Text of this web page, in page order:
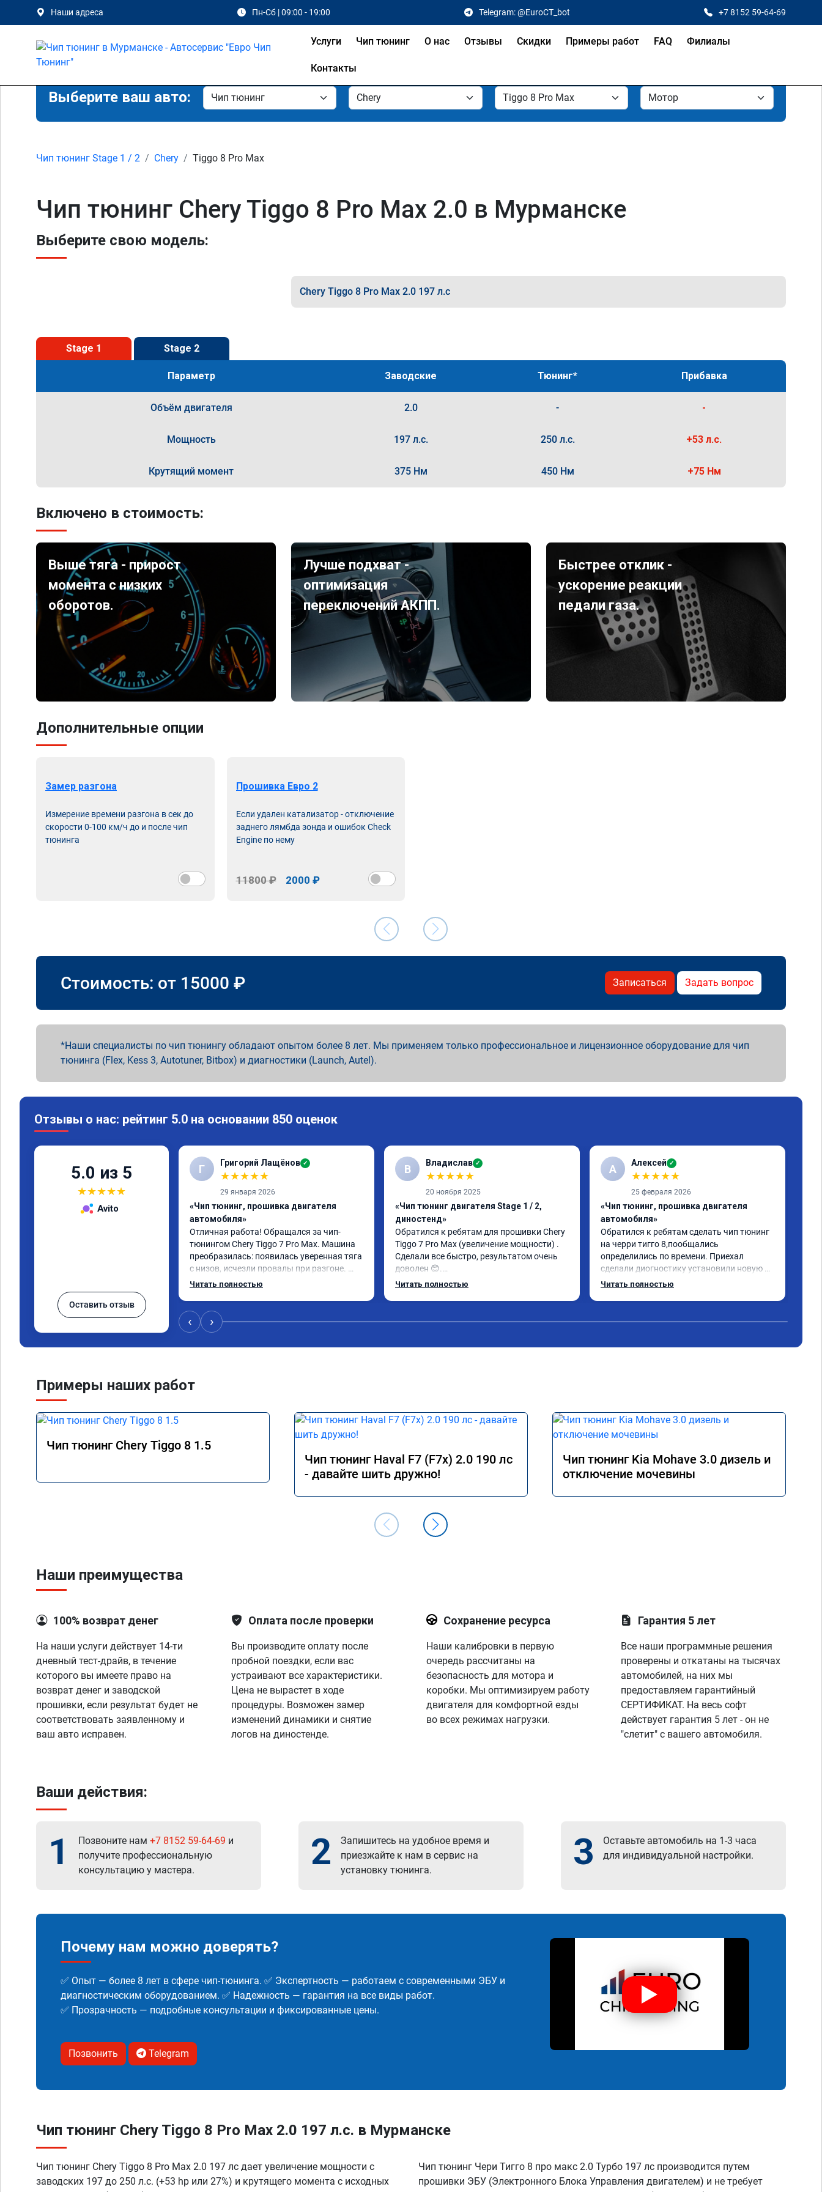
Наши адреса Пн-Сб | 09:00 - 19:00 Telegram: @EuroCT_bot +7 8152 59-64-69
Услуги Чип тюнинг О нас Отзывы Скидки Примеры работ FAQ Филиалы
Контакты
Выберите ваш авто:
Чип тюнинг Stage 1 / 2 Chery Tiggo 8 Pro Max
Чип тюнинг Chery Tiggo 8 Pro Max 2.0 в Мурманске
Выберите свою модель:
Chery Tiggo 8 Pro Max 2.0 197 л.с
Stage 1 Stage 2
Параметр Заводские Тюнинг* Прибавка
Объём двигателя 2.0 - -
Мощность 197 л.с. 250 л.с. +53 л.с.
Крутящий момент 375 Нм 450 Нм +75 Нм
Включено в стоимость:
Выше тяга - прирост
момента с низких
оборотов.
Лучше подхват -
оптимизация
переключений АКПП.
Быстрее отклик -
ускорение реакции
педали газа.
Дополнительные опции
Замер разгона
Измерение времени разгона в сек до
скорости 0-100 км/ч до и после чип
тюнинга
Прошивка Евро 2
Если удален катализатор - отключение
заднего лямбда зонда и ошибок Check
Engine по нему
11800 ₽ 2000 ₽
Стоимость: от 15000 ₽ Записаться Задать вопрос
Наши специалисты по чип тюнингу обладают опытом более 8 лет. Мы применяем только профессиональное и лицензионное оборудование для чип
тюнинга (Flex, Kess 3, Autotuner, Bitbox) и диагностики (Launch, Autel).
Отзывы о нас: рейтинг 5.0 на основании 850 оценок
5.0 из 5
★★★★★
Avito
Оставить отзыв
Г Григорий Лащёнов ✓
★★★★★
29 января 2026
«Чип тюнинг, прошивка двигателя
автомобиля»
Отличная работа! Обращался за чип-
тюнингом Chery Tiggo 7 Pro Max. Машина
преобразилась: появилась уверенная тяга
с низов, исчезли провалы при разгоне.
Расход в спокойном режиме даже немного
всем, кто сомневается.
Читать полностью
В Владислав ✓
★★★★★
20 ноября 2025
«Чип тюнинг двигателя Stage 1 / 2,
диностенд»
Обратился к ребятам для прошивки Chery
Tiggo 7 Pro Max (увеличение мощности) .
Сделали все быстро, результатом очень
доволен 😊.
Автомобиль совсем по другому себя
Читать полностью
А Алексей ✓
★★★★★
25 февраля 2026
«Чип тюнинг, прошивка двигателя
автомобиля»
Обратился к ребятам сделать чип тюнинг
на черри тигго 8,пообщались
определились по времени. Приехал
сделали диогностику установили новую
прошивку машина заработала как часики.
Читать полностью
‹ ›
Примеры наших работ
Чип тюнинг Chery Tiggo 8 1.5
Чип тюнинг Haval F7 (F7x) 2.0 190 лс
- давайте шить дружно!
Чип тюнинг Kia Mohave 3.0 дизель и
отключение мочевины
Наши преимущества
100% возврат денег
На наши услуги действует 14-ти
дневный тест-драйв, в течение
которого вы имеете право на
возврат денег и заводской
прошивки, если результат будет не
соответствовать заявленному и
ваш авто исправен.
Оплата после проверки
Вы производите оплату после
пробной поездки, если вас
устраивают все характеристики.
Цена не вырастет в ходе
процедуры. Возможен замер
изменений динамики и снятие
логов на диностенде.
Сохранение ресурса
Наши калибровки в первую
очередь рассчитаны на
безопасность для мотора и
коробки. Мы оптимизируем работу
двигателя для комфортной езды
во всех режимах нагрузки.
Гарантия 5 лет
Все наши программные решения
проверены и откатаны на тысячах
автомобилей, на них мы
предоставляем гарантийный
СЕРТИФИКАТ. На весь софт
действует гарантия 5 лет - он не
"слетит" с вашего автомобиля.
Ваши действия:
1 Позвоните нам +7 8152 59-64-69 и
получите профессиональную
консультацию у мастера.
2
Запишитесь на удобное время и
приезжайте к нам в сервис на
установку тюнинга.
3
Оставьте автомобиль на 1-3 часа
для индивидуальной настройки.
Почему нам можно доверять?
✅ Опыт — более 8 лет в сфере чип-тюнинга. ✅ Экспертность — работаем с современными ЭБУ и
диагностическим оборудованием. ✅ Надежность — гарантия на все виды работ.
✅ Прозрачность — подробные консультации и фиксированные цены.
Позвонить Telegram
Чип тюнинг Chery Tiggo 8 Pro Max 2.0 197 л.с. в Мурманске
Чип тюнинг Chery Tiggo 8 Pro Max 2.0 197 лс дает увеличение мощности с
заводских 197 до 250 л.с. (+53 hp или 27%) и крутящего момента с исходных
Чип тюнинг Чери Тигго 8 про макс 2.0 Турбо 197 лс производится путем
прошивки ЭБУ (Электронного Блока Управления двигателем) и не требует